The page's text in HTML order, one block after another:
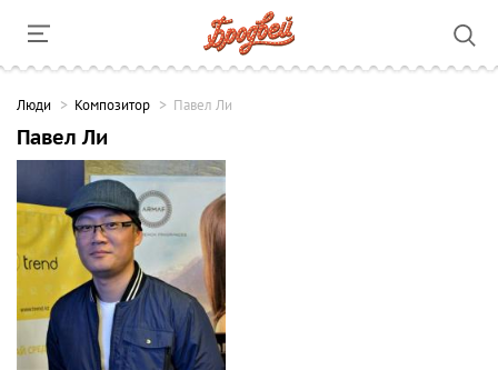
Люди Композитор Павел Ли
Павел Ли